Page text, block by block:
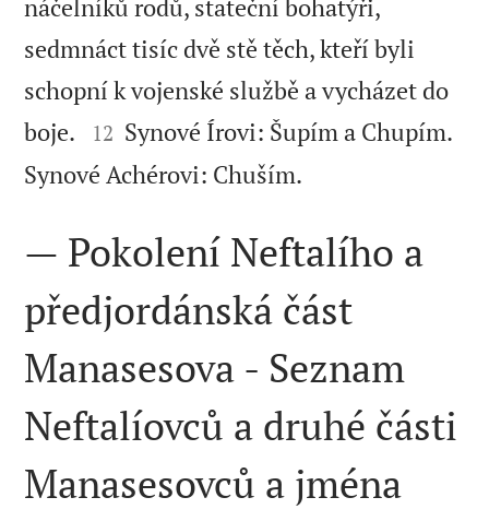
náčelníků rodů, stateční bohatýři,
sedmnáct tisíc dvě stě těch, kteří byli
schopní k vojenské službě a vycházet do
boje.


12 Synové Írovi: Šupím a Chupím.
Synové Achérovi: Chuším.
— Pokolení Neftalího a
předjordánská část
Manasesova - Seznam
Neftalíovců a druhé části
Manasesovců a jména